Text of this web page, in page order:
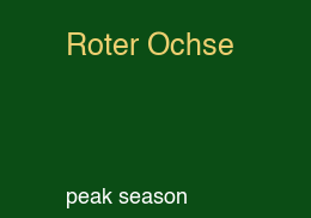
Roter Ochse
peak season